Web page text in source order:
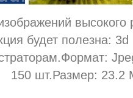
будет полезна:
Формат:
150 шт.Размер: 23.2